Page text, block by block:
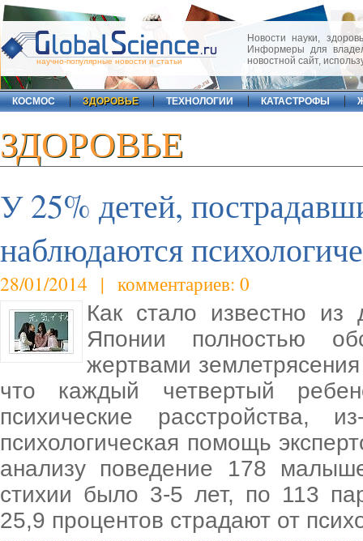
научно-популярные новости и статьи
Новости науки,
Информеры для
новостной сайт,
КОСМОС ЗДОРОВЬЕ ТЕХНОЛОГИИ КАТАСТРОФЫ
ЗДОРОВЬЕ
У 25% детей,
наблюдаются
28/01/2014 | комментариев: 0
Как стало известно из
Японии полностью
жертвами
что каждый четвертый
психические расстройства,
психологическая помощь
анализу поведение 178
стихии было 3-5 лет, по 113
25,9 процентов страдают от